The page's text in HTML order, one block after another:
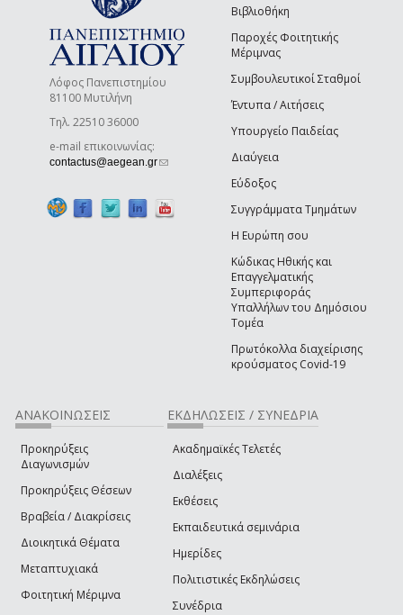
Λόφος Πανεπιστημίου
81100 Μυτιλήνη
Τηλ. 22510 36000
e-mail επικοινωνίας:
contactus@aegean.gr(link sends e-mail)
Βιβλιοθήκη
Παροχές Φοιτητικής
Μέριμνας
Συμβουλευτικοί Σταθμοί
Έντυπα / Αιτήσεις
Υπουργείο Παιδείας
Διαύγεια
Εύδοξος
Συγγράμματα Τμημάτων
Η Ευρώπη σου
Κώδικας Ηθικής και
Επαγγελματικής
Συμπεριφοράς
Υπαλλήλων του Δημόσιου
Τομέα
Πρωτόκολλα διαχείρισης
κρούσματος Covid-19
ΑΝΑΚΟΙΝΩΣΕΙΣ
Προκηρύξεις
Διαγωνισμών
Προκηρύξεις Θέσεων
Βραβεία / Διακρίσεις
Διοικητικά Θέματα
Μεταπτυχιακά
Φοιτητική Μέριμνα
ΕΚΔΗΛΩΣΕΙΣ / ΣΥΝΕΔΡΙΑ
Ακαδημαϊκές Τελετές
Διαλέξεις
Εκθέσεις
Εκπαιδευτικά σεμινάρια
Ημερίδες
Πολιτιστικές Εκδηλώσεις
Συνέδρια